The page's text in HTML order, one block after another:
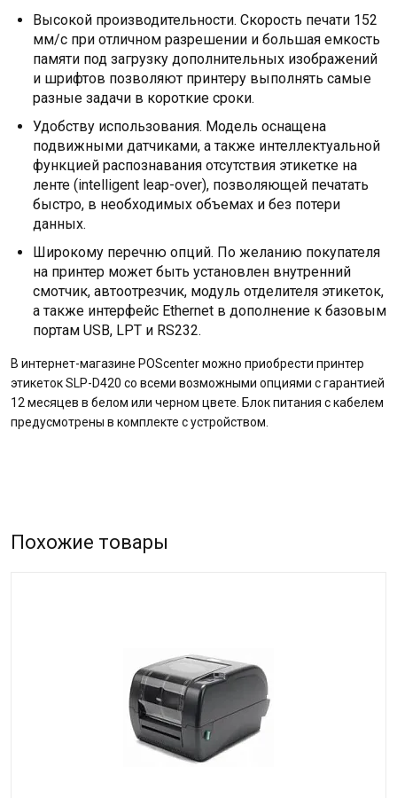
Высокой производительности. Скорость печати 152
мм/с при отличном разрешении и большая емкость
памяти под загрузку дополнительных изображений
и шрифтов позволяют принтеру выполнять самые
разные задачи в короткие сроки.
Удобству использования. Модель оснащена
подвижными датчиками, а также интеллектуальной
функцией распознавания отсутствия этикетке на
ленте (intelligent leap-over), позволяющей печатать
быстро, в необходимых объемах и без потери
данных.
Широкому перечню опций. По желанию покупателя
на принтер может быть установлен внутренний
смотчик, автоотрезчик, модуль отделителя этикеток,
а также интерфейс Ethernet в дополнение к базовым
портам USB, LPT и RS232.
В интернет-магазине POScenter можно приобрести принтер
этикеток SLP-D420 со всеми возможными опциями с гарантией
12 месяцев в белом или черном цвете. Блок питания с кабелем
предусмотрены в комплекте с устройством.
Похожие товары